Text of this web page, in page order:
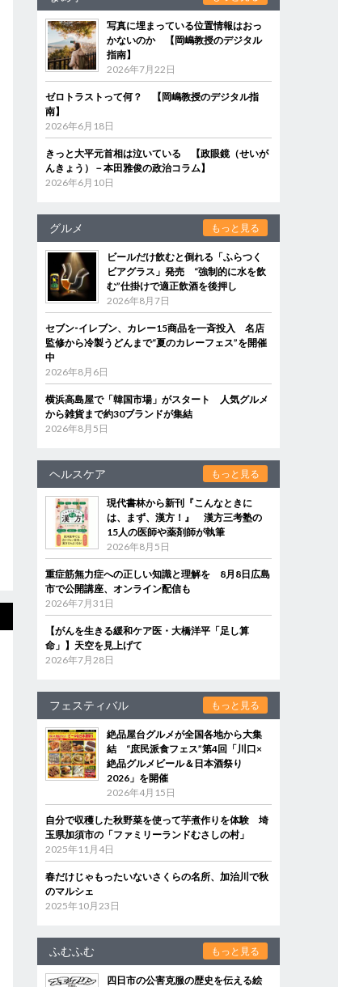
写真に埋まっている位置情報はおっ
かないのか 【岡嶋教授のデジタル
指南】
2026年7月22日
ゼロトラストって何？ 【岡嶋教授のデジタル指
南】
2026年6月18日
きっと大平元首相は泣いている 【政眼鏡（せいが
んきょう）－本田雅俊の政治コラム】
2026年6月10日
グルメ もっと見る
ビールだけ飲むと倒れる「ふらつく
ビアグラス」発売 “強制的に水を飲
む”仕掛けで適正飲酒を後押し
2026年8月7日
セブン‐イレブン、カレー15商品を一斉投入 名店
監修から冷製うどんまで“夏のカレーフェス”を開催
中
2026年8月6日
横浜高島屋で「韓国市場」がスタート 人気グルメ
から雑貨まで約30ブランドが集結
2026年8月5日
ヘルスケア もっと見る
現代書林から新刊『こんなときに
は、まず、漢方！』 漢方三考塾の
15人の医師や薬剤師が執筆
2026年8月5日
重症筋無力症への正しい知識と理解を 8月8日広島
市で公開講座、オンライン配信も
2026年7月31日
【がんを生きる緩和ケア医・大橋洋平「足し算
命」】天空を見上げて
2026年7月28日
フェスティバル もっと見る
絶品屋台グルメが全国各地から大集
結 “庶民派食フェス”第4回「川口×
絶品グルメビール＆日本酒祭り
2026」を開催
2026年4月15日
自分で収穫した秋野菜を使って芋煮作りを体験 埼
玉県加須市の「ファミリーランドむさしの村」
2025年11月4日
春だけじゃもったいないさくらの名所、加治川で秋
のマルシェ
2025年10月23日
ふむふむ もっと見る
四日市の公害克服の歴史を伝える絵